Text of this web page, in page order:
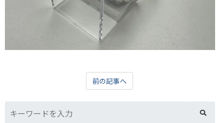
前の記事へ